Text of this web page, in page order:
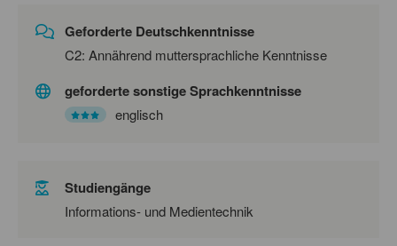
Geforderte Deutschkenntnisse
C2: Annährend muttersprachliche Kenntnisse
geforderte sonstige Sprachkenntnisse
englisch
Studiengänge
Informations- und Medientechnik